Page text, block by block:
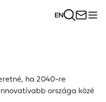
EN
ha 2040-re
országa közé